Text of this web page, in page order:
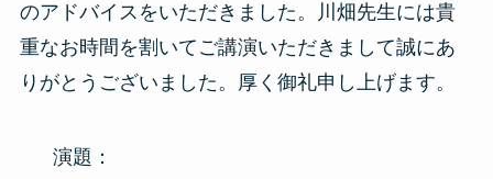
のアドバイスをいただきました。川畑先生には貴
重なお時間を割いてご講演いただきまして誠にあ
りがとうございました。厚く御礼申し上げます。
演題：